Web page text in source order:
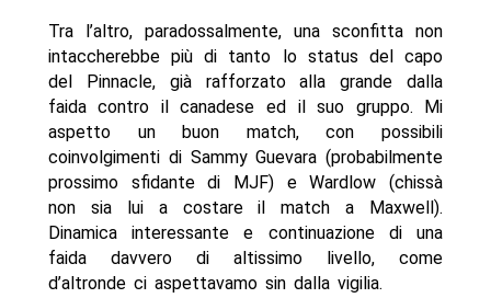
Tra l’altro, paradossalmente, una sconfitta non
intaccherebbe più di tanto lo status del capo
del Pinnacle, già rafforzato alla grande dalla
faida contro il canadese ed il suo gruppo. Mi
aspetto un buon match, con possibili
coinvolgimenti di Sammy Guevara (probabilmente
prossimo sfidante di MJF) e Wardlow (chissà
non sia lui a costare il match a Maxwell).
Dinamica interessante e continuazione di una
faida davvero di altissimo livello, come
d’altronde ci aspettavamo sin dalla vigilia.